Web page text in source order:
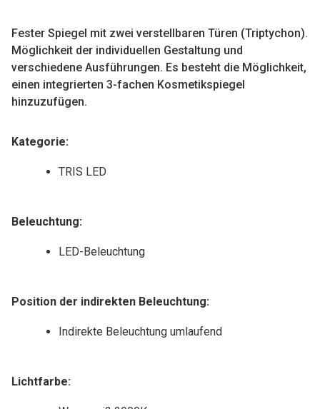
i
v
Fester Spiegel mit zwei verstellbaren Türen (Triptychon).
Möglichkeit der individuellen Gestaltung und
verschiedene Ausführungen. Es besteht die Möglichkeit,
einen integrierten 3-fachen Kosmetikspiegel
hinzuzufügen.
Kategorie:
TRIS LED
Beleuchtung:
LED-Beleuchtung
Position der indirekten Beleuchtung:
Indirekte Beleuchtung umlaufend
Lichtfarbe: